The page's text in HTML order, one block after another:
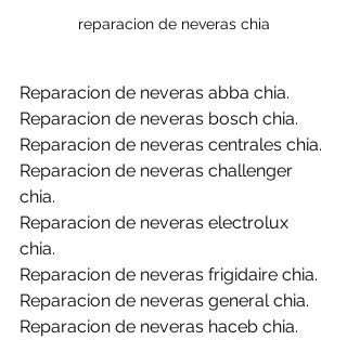
reparacion de neveras chia
Reparacion de neveras abba chia.
Reparacion de neveras bosch chia.
Reparacion de neveras centrales chia.
Reparacion de neveras challenger
chia.
Reparacion de neveras electrolux
chia.
Reparacion de neveras frigidaire chia.
Reparacion de neveras general chia.
Reparacion de neveras haceb chia.